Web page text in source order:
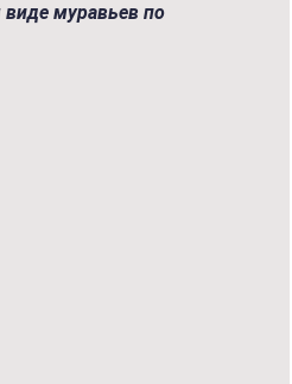
муравьев по